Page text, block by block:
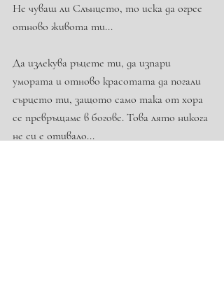
Не чуваш ли Слънцето, то иска да огрее
отново живота ти...
Да излекува ръцете ти, да изпари
умората и отново красотата да погали
сърцето ти, защото само така от хора
се превръщаме в богове. Това лято никога
не си е отивало...